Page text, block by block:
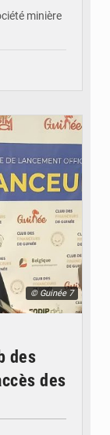
minière
© Guinée 7
des
des